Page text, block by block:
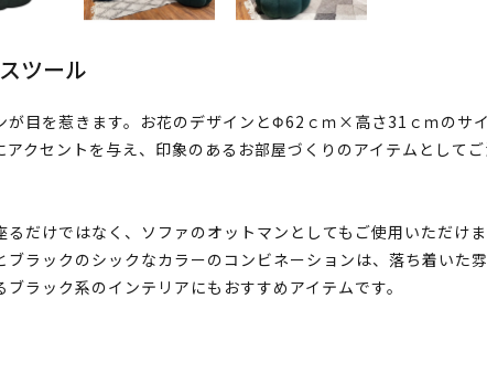
ツール
が目を惹きます。お花のデザインとΦ62ｃｍ×高さ31ｃｍのサ
アクセントを与え、印象のあるお部屋づくりのアイテムとして
だけではなく、ソファのオットマンとしてもご使用いただけま
ラックのシックなカラーのコンビネーションは、落ち着いた
ラック系のインテリアにもおすすめアイテムです。